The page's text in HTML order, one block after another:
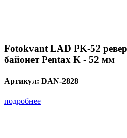
Fotokvant LAD PK-52
байонет Pentax K - 52 мм
Артикул: DAN-2828
подробнее